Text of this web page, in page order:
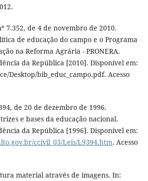
7.352, de 4 de novembro de 2010.
de educação do campo e o Programa
na Reforma Agrária - PRONERA.
da República [2010]. Disponível em:
Desktop/bib_educ_campo.pdf. Acesso
de 20 de dezembro de 1996.
e bases da educação nacional.
da República [1996]. Disponível em:
ccivil_03/Leis/L9394.htm. Acesso
material através de imagens. In: